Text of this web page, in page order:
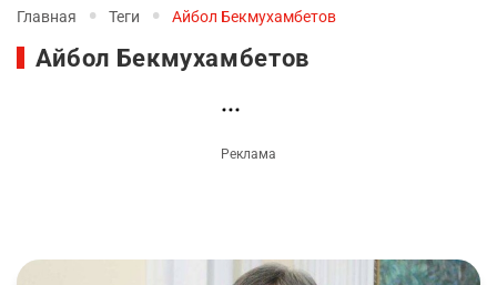
Главная Теги Айбол Бекмухамбетов
Айбол Бекмухамбетов